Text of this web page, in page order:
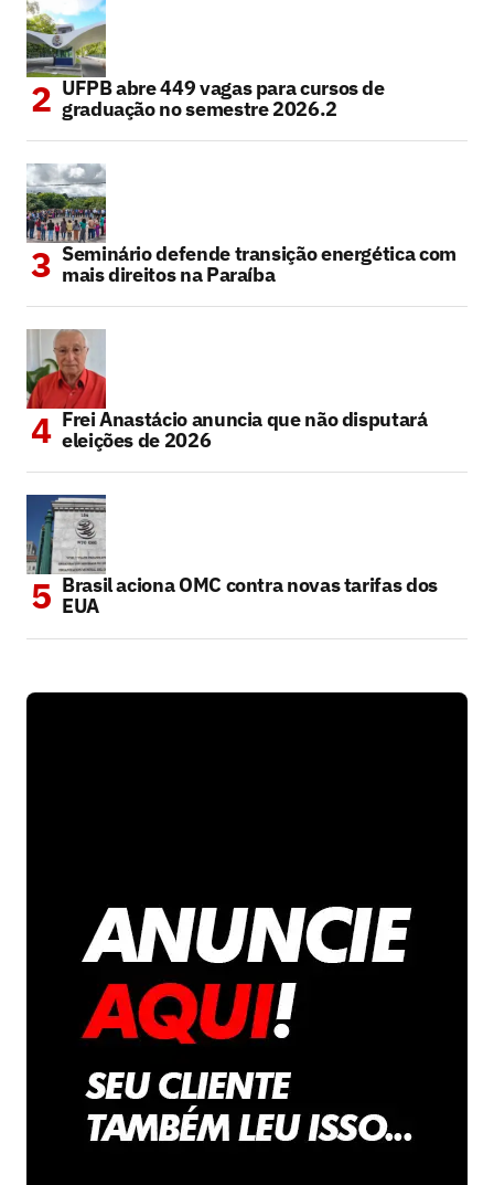
UFPB abre 449 vagas para cursos de
graduação no semestre 2026.2
Seminário defende transição energética com
mais direitos na Paraíba
Frei Anastácio anuncia que não disputará
eleições de 2026
Brasil aciona OMC contra novas tarifas dos
EUA